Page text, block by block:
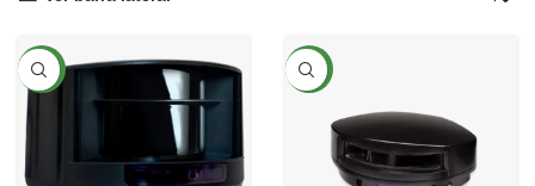
NEW NEW